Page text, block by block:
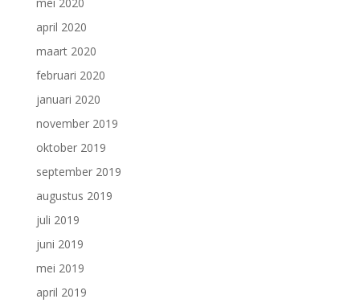
april 2020
maart 2020
februari 2020
januari 2020
november 2019
oktober 2019
september 2019
augustus 2019
juli 2019
juni 2019
mei 2019
april 2019